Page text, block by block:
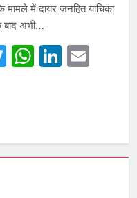
मामले में दायर जनहित याचिका
बाद अभी…
Twitter